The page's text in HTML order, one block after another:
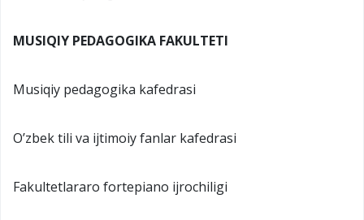
MUSIQIY PEDAGOGIKA FAKULTETI
Musiqiy pedagogika kafedrasi
O’zbek tili va ijtimoiy fanlar kafedrasi
Fakultetlararo fortepiano ijrochiligi